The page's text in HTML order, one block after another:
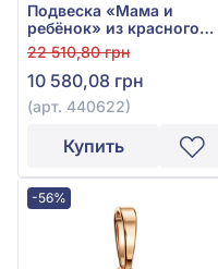
Подвеска «Мама и
ребёнок» из красного
золота 585° с фианитом,
арт. 440622
22 510,80 грн
10 580,08 грн
(арт. 440622)
Купить
-56%